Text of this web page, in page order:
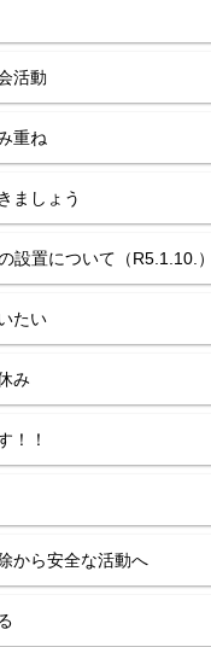
活動
重ね
ましょう
設置について（R5.1.10.）
たい
み
！！
から安全な活動へ